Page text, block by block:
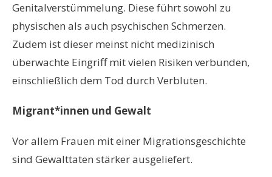
Genitalverstümmelung. Diese führt sowohl zu
physischen als auch psychischen Schmerzen.
Zudem ist dieser meinst nicht medizinisch
überwachte Eingriff mit vielen Risiken verbunden,
einschließlich dem Tod durch Verbluten.
Migrant*innen und Gewalt
Vor allem Frauen mit einer Migrationsgeschichte
sind Gewalttaten stärker ausgeliefert.